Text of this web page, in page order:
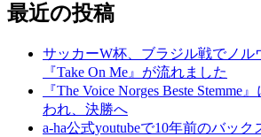
最近の投稿
サッカーW杯、ブラジル戦でノル
『Take On Me』が流れました
『The Voice Norges Beste Stemme
われ、決勝へ
a-ha公式youtubeで10年前のバッ